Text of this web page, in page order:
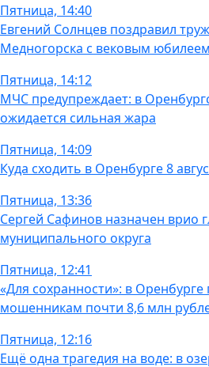
Пятница, 14:40
Евгений Солнцев поздравил
Медногорска с вековым юбилеем
Пятница, 14:12
МЧС предупреждает: в
ожидается сильная жара
Пятница, 14:09
Куда сходить в Оренбурге 8
Пятница, 13:36
Сергей Сафинов назначен врио
муниципального округа
Пятница, 12:41
«Для сохранности»: в
мошенникам почти 8,6 млн
Пятница, 12:16
Ещё одна трагедия на воде: в